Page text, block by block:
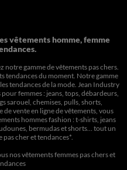
vêtements homme, femme
notre gamme de vêtements pas chers.
tendances du moment. Notre gamme
tendances de la mode. Jean Industry
femmes : jeans, tops, débardeurs,
sarouel, chemises, pulls, shorts,
vente en ligne de vêtements, vous
hommes fashion : t-shirts, jeans
bermudas et shorts… tout un
pas cher et tendances*.
nosvêtements femmes pas cherset